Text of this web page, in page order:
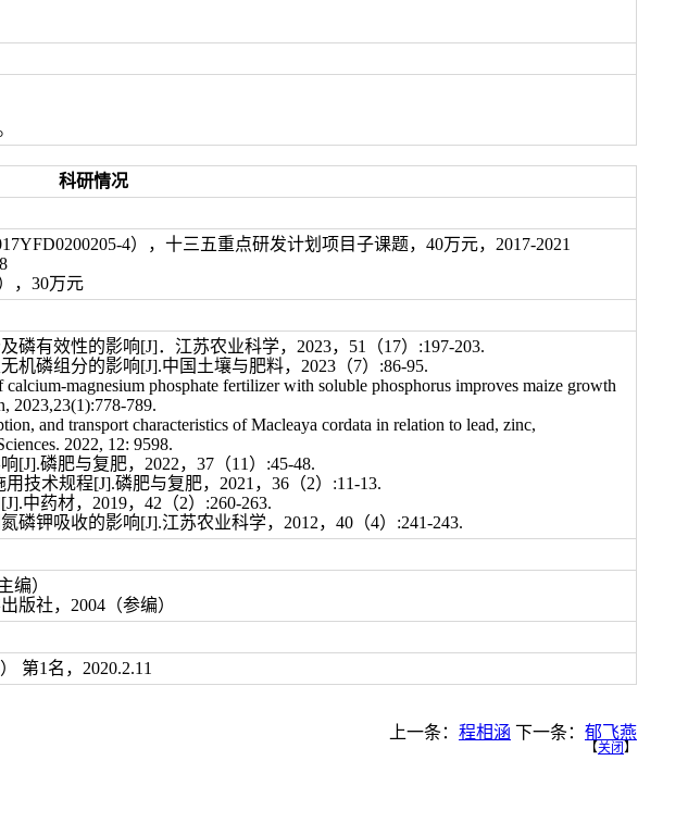
科研情况
4），十三五重点研发计划项目子课题，40万元，2017-2021
，30万元
有效性的影响[J]．江苏农业科学，2023，51（17）:197-203.
机磷组分的影响[J].中国土壤与肥料，2023（7）:86-95.
phosphate fertilizer with soluble phosphorus improves maize growth
2023,23(1):778-789.
and transport characteristics of Macleaya cordata in relation to lead, zinc,
2022, 12: 9598.
[J].磷肥与复肥，2022，37（11）:45-48.
技术规程[J].磷肥与复肥，2021，36（2）:11-13.
中药材，2019，42（2）:260-263.
钾吸收的影响[J].江苏农业科学，2012，40（4）:241-243.
编）
版社，2004（参编）
第1名，2020.2.11
上一条： 程相涵 下一条： 郁飞燕
【关闭】